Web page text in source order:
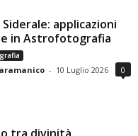
applicazioni
in Astrofotografia
- 10 Luglio 2026 0